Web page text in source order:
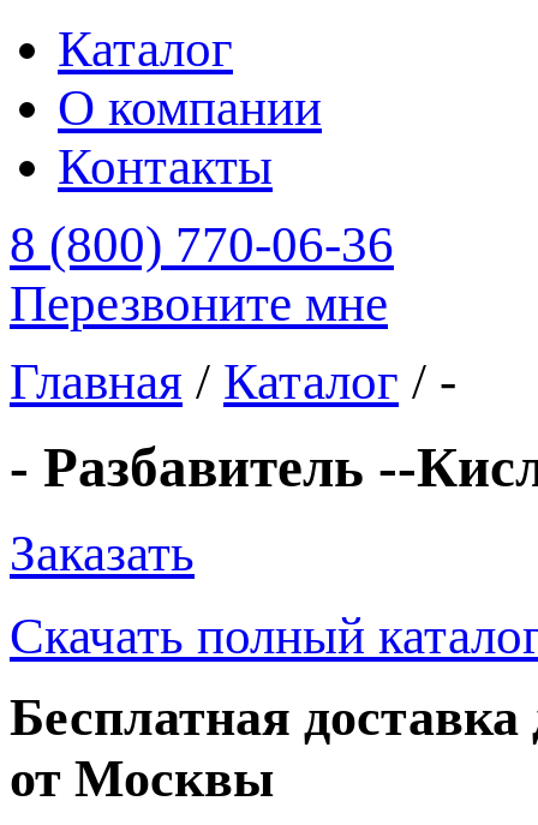
Каталог
О компании
Контакты
8 (800) 770-06-36
Перезвоните мне
Главная / Каталог / -
- Разбавитель --
Заказать
Скачать полный
Бесплатная доставка
от Москвы